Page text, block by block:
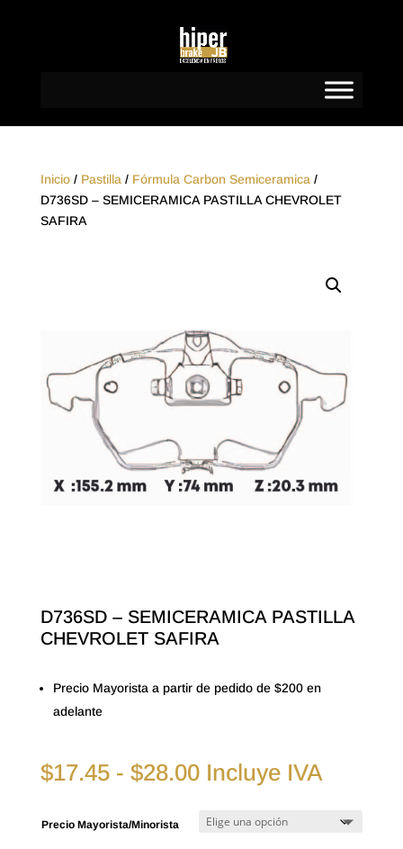
Inicio/ Pastilla / Fórmula Carbon Semiceramica /
D736SD – SEMICERAMICA PASTILLA CHEVROLET
SAFIRA
D736SD – SEMICERAMICA PASTILLA
CHEVROLET SAFIRA
Precio Mayorista a partir de pedido de $200 en
adelante
$17.45 - $28.00Rango
precios:
desde
Incluye IVA
Precio Mayorista/Minorista